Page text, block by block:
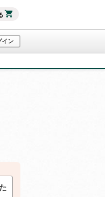
イン